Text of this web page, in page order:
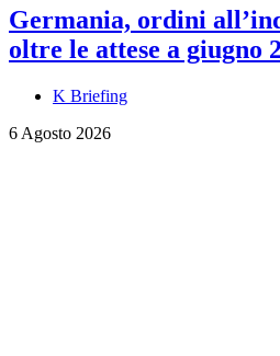
Germania, ordini
oltre le attese a giugno
K Briefing
6 Agosto 2026